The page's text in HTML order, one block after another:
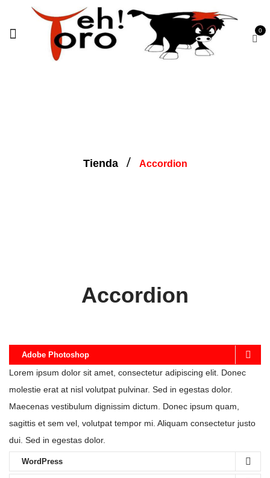
0
Tienda Accordion
Accordion
Adobe Photoshop
Lorem ipsum dolor sit amet, consectetur adipiscing elit. Donec
molestie erat at nisl volutpat pulvinar. Sed in egestas dolor.
Maecenas vestibulum dignissim dictum. Donec ipsum quam,
sagittis et sem vel, volutpat tempor mi. Aliquam consectetur justo
dui. Sed in egestas dolor.
WordPress